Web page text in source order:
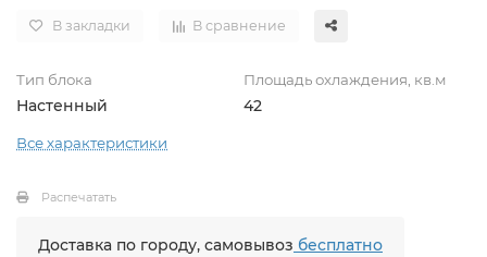
В закладки В сравнение
Тип блока
Настенный
Площадь охлаждения, кв.м
42
Все характеристики
Распечатать
Доставка по городу, самовывоз бесплатно